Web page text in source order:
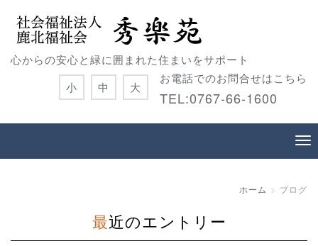
心からの安心と緑に囲まれた住まいをサポート
お電話でのお問合せはこちら
TEL:0767-66-1600
小 中 大
ホーム ブログ
最近のエントリー